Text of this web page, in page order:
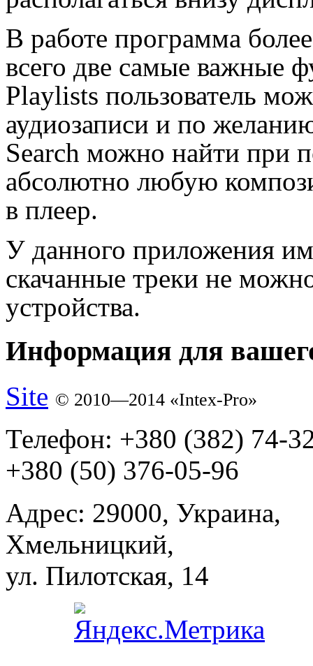
В работе программа
всего две самые важные
Playlists пользователь
аудиозаписи и по
Search можно найти при
абсолютно любую
в плеер.
У данного приложения
скачанные треки не
устройства.
Информация для
Site © 2010—2014 «Intex-Pro»
Телефон: +380 (382) 74-
+380 (50) 376-05-96
Адрес: 29000, Украина,
Хмельницкий,
ул. Пилотская, 14